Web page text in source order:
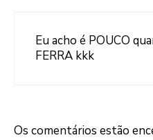
Eu acho é POUCO
FERRA kkk
Os comentários estão